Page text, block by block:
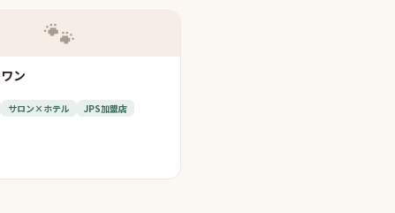
🐾
ン
サロン×ホテル JPS加盟店